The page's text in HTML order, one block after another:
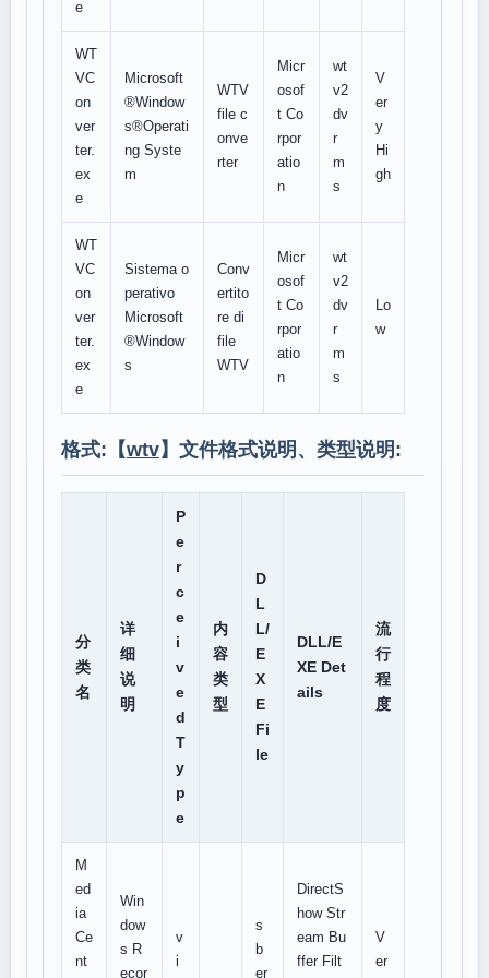
e
WT
VC
on
ver
ter.
ex
e
Microsoft
®Window
s®Operati
ng Syste
m
WTV
file c
onve
rter
Micr
osof
t Co
rpor
atio
n
wt
v2
dv
r
m
s
V
er
y
Hi
gh
WT
VC
on
ver
ter.
ex
e
Sistema o
perativo
Microsoft
®Window
s
Conv
ertito
re di
file
WTV
Micr
osof
t Co
rpor
atio
n
wt
v2
dv
r
m
s
Lo
w
格式:【wtv】文件格式说明、类型说明:
分
类
名
详
细
说
明
P
e
r
c
e
i
v
e
d
T
y
p
e
内
容
类
型
D
L
L/
E
X
E
Fi
le
DLL/E
XE Det
ails
流
行
程
度
M
ed
ia
Ce
nt
Win
dow
s R
ecor
v
i
s
b
er
DirectS
how Str
eam Bu
ffer Filt
V
er